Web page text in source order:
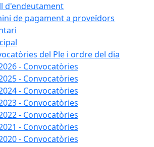
d'endeutament
de pagament a proveïdors
del Ple i ordre del dia
- Convocatòries
- Convocatòries
- Convocatòries
- Convocatòries
- Convocatòries
- Convocatòries
- Convocatòries